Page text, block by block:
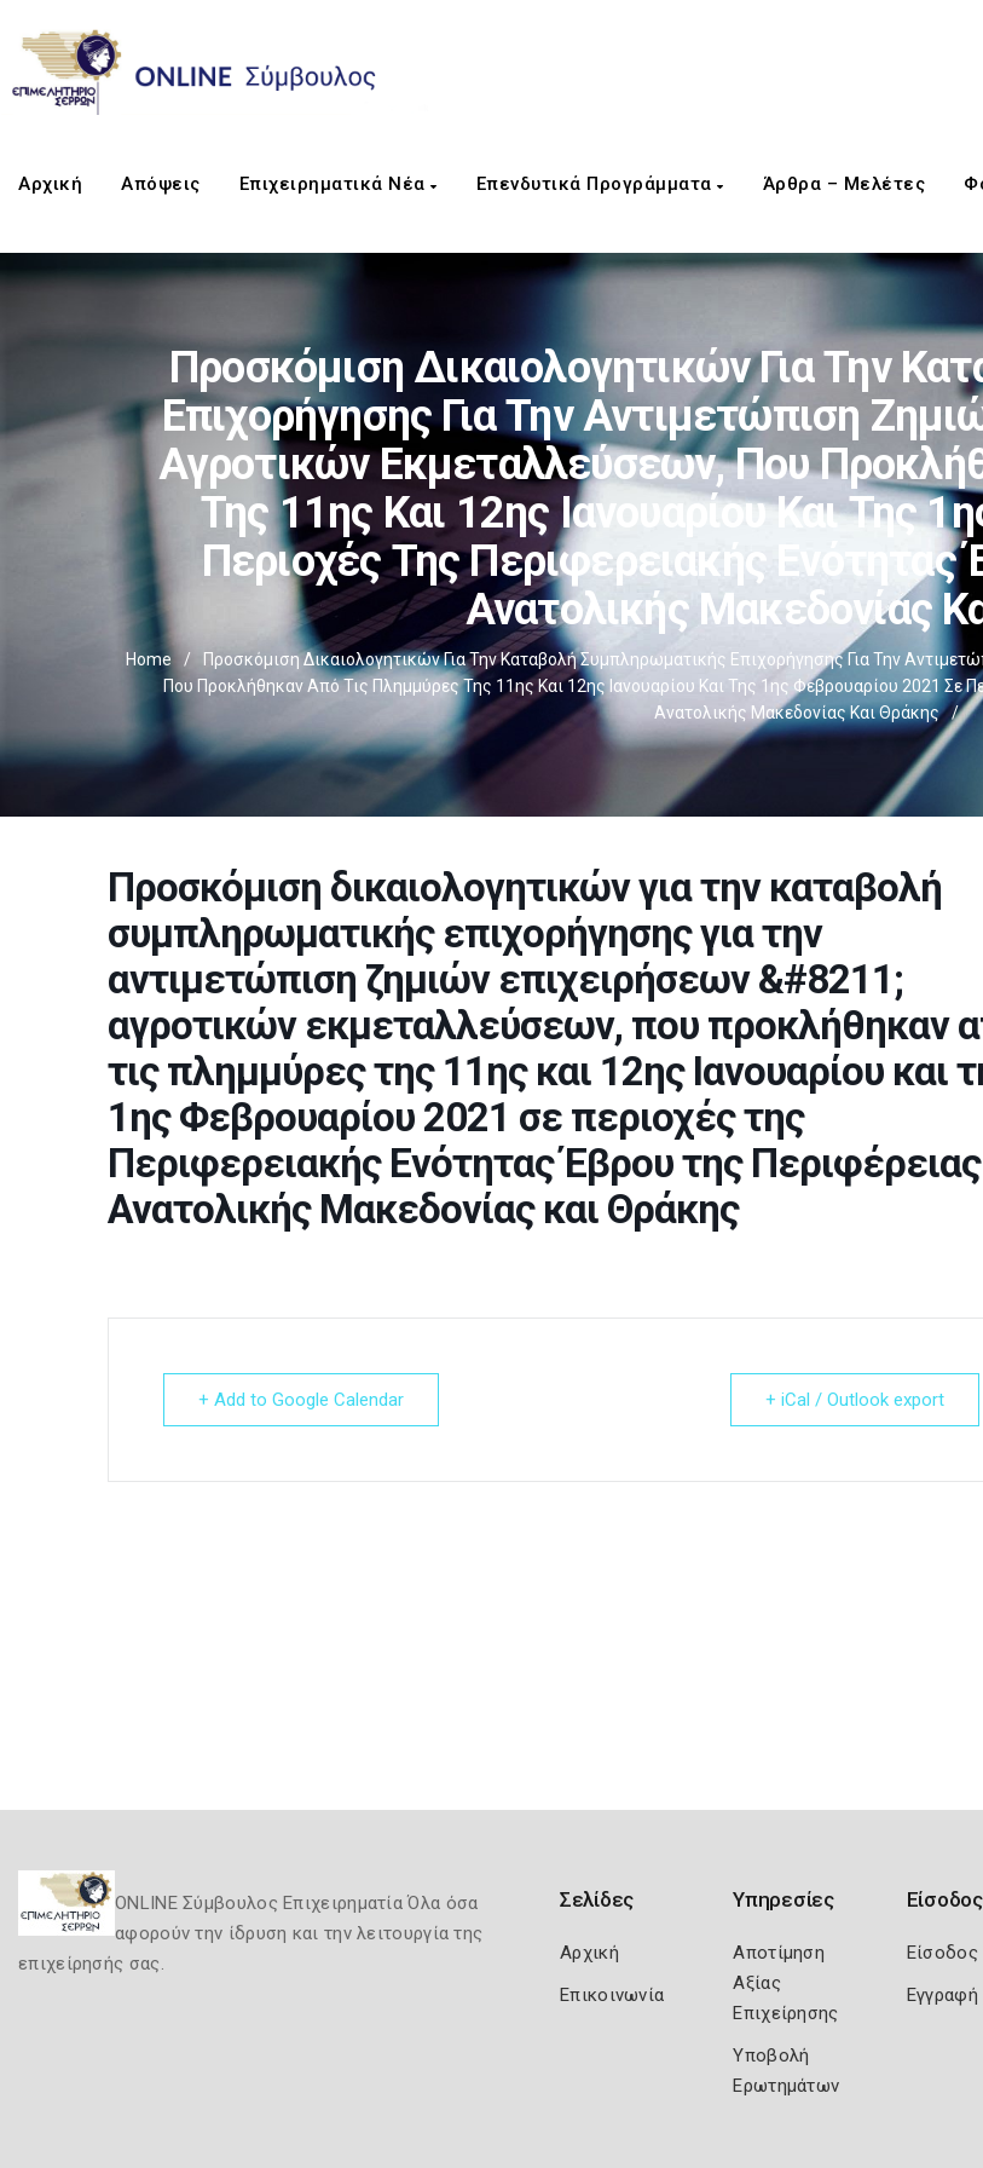
Αρχική Απόψεις Επιχειρηματικά Νέα Επενδυτικά Προγράμματα Άρθρα – Μελέτες
Προσκόμιση Δικαιολογητικών Για Την
Επιχορήγησης Για Την Αντιμετώπιση
Αγροτικών Εκμεταλλεύσεων, Που
Της 11ης Και 12ης Ιανουαρίου Και Της
Περιοχές Της Περιφερειακής Ενότητας
Ανατολικής Μακεδονίας
Home /
Προσκόμιση Δικαιολογητικών Για Την Καταβολή Συμπληρωματικής Επιχορήγησης Για Την
Που Προκλήθηκαν Από Τις Πλημμύρες Της 11ης Και 12ης Ιανουαρίου Και Της 1ης Φεβρουαρίου 2021 Σε
Ανατολικής Μακεδονίας Και Θράκης
/
Προσκόμιση δικαιολογητικών για την καταβολή
συμπληρωματικής επιχορήγησης για την
αντιμετώπιση ζημιών επιχειρήσεων &#8211;
αγροτικών εκμεταλλεύσεων, που προκλήθηκαν
τις πλημμύρες της 11ης και 12ης Ιανουαρίου και
1ης Φεβρουαρίου 2021 σε περιοχές της
Περιφερειακής Ενότητας Έβρου της Περιφέρειας
Ανατολικής Μακεδονίας και Θράκης
+ Add to Google Calendar + iCal / Outlook export
ONLINE Σύμβουλος Επιχειρηματία Όλα όσα
αφορούν την ίδρυση και την λειτουργία της
επιχείρησής σας.
Σελίδες
Αρχική
Επικοινωνία
Υπηρεσίες
Αποτίμηση
Αξίας
Επιχείρησης
Υποβολή
Ερωτημάτων
Είσοδος
Εγγραφή